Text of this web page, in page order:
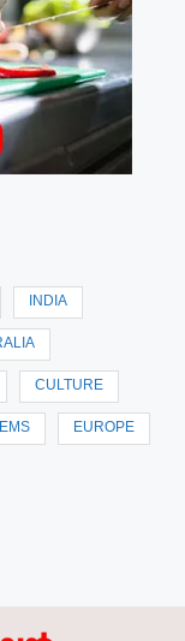
INDIA
CULTURE
EUROPE